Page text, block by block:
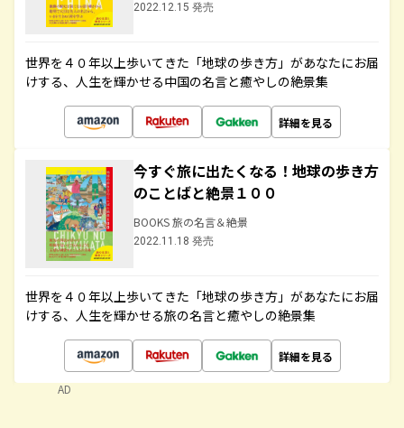
2022.12.15 発売
世界を４０年以上歩いてきた「地球の歩き方」があなたにお届
けする、人生を輝かせる中国の名言と癒やしの絶景集
詳細を見る
今すぐ旅に出たくなる！地球の歩き方
のことばと絶景１００
BOOKS 旅の名言＆絶景
2022.11.18 発売
世界を４０年以上歩いてきた「地球の歩き方」があなたにお届
けする、人生を輝かせる旅の名言と癒やしの絶景集
詳細を見る
AD